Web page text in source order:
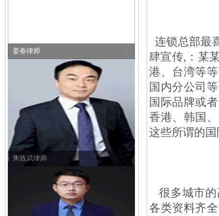
姜春律师
朱效武律师
连锁总部最
肆宣传,：某
港、台湾等
国内分公司
国际品牌或
香港、韩国
这些所谓的
很多城市的
各类资料齐